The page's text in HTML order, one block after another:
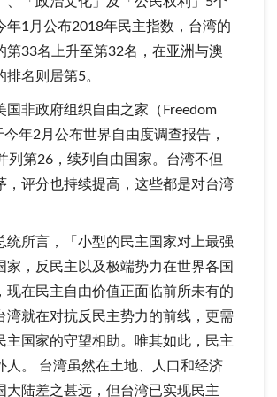
年1月公布2018年民主指数，台湾的
第33名上升至第32名，在亚洲与澳
排名则居第5。
国非政府组织自由之家（Freedom
今年2月公布世界自由度调查报告，
列第26，续列自由国家。台湾不但
，评分也持续提高，这些都是对台湾
统所言，「小型的民主国家对上最强
家，反民主以及极端势力在世界各国
现在民主自由价值正面临前所未有的
湾就在对抗反民主势力的前线，更需
主国家的守望相助。唯其如此，民主
人。 台湾虽然在土地、人口和经济
大陆差之甚远，但台湾已实现民主